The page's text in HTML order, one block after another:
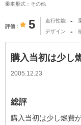
乗車形式：その他
評価 5 走行性能 -
デザイン -
購入当初は少し
2005.12.23
総評
購入当初は少し燃費